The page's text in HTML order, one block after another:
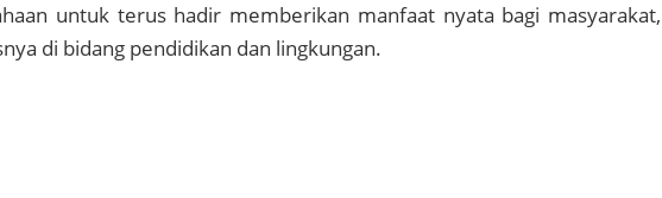
untuk terus hadir memberikan manfaat nyata bagi masyarakat,
di bidang pendidikan dan lingkungan.